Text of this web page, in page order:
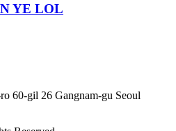
YE LOL
60-gil 26 Gangnam-gu Seoul